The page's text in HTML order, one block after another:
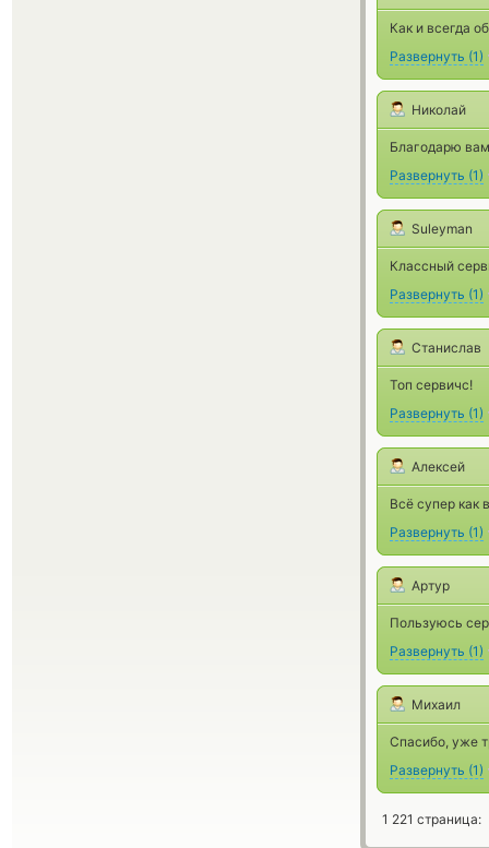
Как и всегда
Развернуть (1)
Николай
Благодарю
Развернуть (1)
Suleyman
Классный
Развернуть (1)
Станислав
Топ сервичс!
Развернуть (1)
Алексей
Всё супер как
Развернуть (1)
Артур
Пользуюсь
Развернуть (1)
Михаил
Спасибо, уже
Развернуть (1)
1 221 страница: